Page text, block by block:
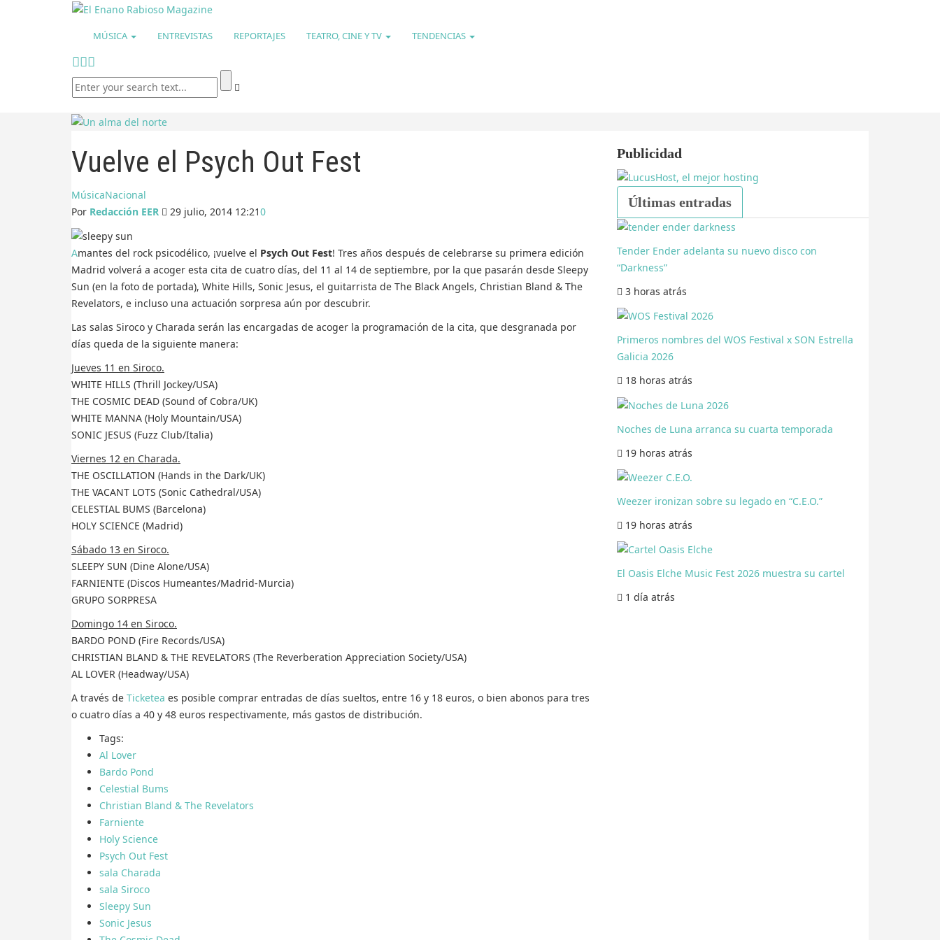
MÚSICA ENTREVISTAS REPORTAJES TEATRO, CINE Y TV TENDENCIAS
Vuelve el Psych Out Fest
MúsicaNacional
Por Redacción EER 29 julio, 2014 12:210
Amantes del rock psicodélico, ¡vuelve el Psych Out Fest! Tres años después de celebrarse su primera edición
Madrid volverá a acoger esta cita de cuatro días, del 11 al 14 de septiembre, por la que pasarán desde Sleepy
Sun (en la foto de portada), White Hills, Sonic Jesus, el guitarrista de The Black Angels, Christian Bland & The
Revelators, e incluso una actuación sorpresa aún por descubrir.
Las salas Siroco y Charada serán las encargadas de acoger la programación de la cita, que desgranada por
días queda de la siguiente manera:
Jueves 11 en Siroco.
WHITE HILLS (Thrill Jockey/USA)
THE COSMIC DEAD (Sound of Cobra/UK)
WHITE MANNA (Holy Mountain/USA)
SONIC JESUS (Fuzz Club/Italia)
Viernes 12 en Charada.
THE OSCILLATION (Hands in the Dark/UK)
THE VACANT LOTS (Sonic Cathedral/USA)
CELESTIAL BUMS (Barcelona)
HOLY SCIENCE (Madrid)
Sábado 13 en Siroco.
SLEEPY SUN (Dine Alone/USA)
FARNIENTE (Discos Humeantes/Madrid-Murcia)
GRUPO SORPRESA
Domingo 14 en Siroco.
BARDO POND (Fire Records/USA)
CHRISTIAN BLAND & THE REVELATORS (The Reverberation Appreciation Society/USA)
AL LOVER (Headway/USA)
A través de Ticketea es posible comprar entradas de días sueltos, entre 16 y 18 euros, o bien abonos para tres
o cuatro días a 40 y 48 euros respectivamente, más gastos de distribución.
Tags:
Al Lover
Bardo Pond
Celestial Bums
Christian Bland & The Revelators
Farniente
Holy Science
Psych Out Fest
sala Charada
sala Siroco
Sleepy Sun
Sonic Jesus
Publicidad
Últimas entradas
Tender Ender adelanta su nuevo disco con
“Darkness”
3 horas atrás
Primeros nombres del WOS Festival x SON Estrella
Galicia 2026
18 horas atrás
Noches de Luna arranca su cuarta temporada
19 horas atrás
Weezer ironizan sobre su legado en “C.E.O.”
19 horas atrás
El Oasis Elche Music Fest 2026 muestra su cartel
1 día atrás